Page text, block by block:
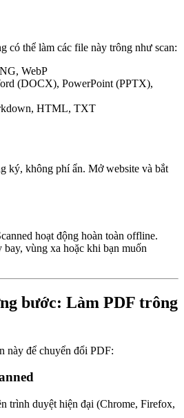
thể làm các file này trông như scan:
WebP
(DOCX), PowerPoint (PPTX),
HTML, TXT
ký, không phí ẩn. Mở website và bắt
hoạt động hoàn toàn offline.
bay, vùng xa hoặc khi bạn muốn
bước: Làm PDF trông
này để chuyển đổi PDF:
trình duyệt hiện đại (Chrome, Firefox,